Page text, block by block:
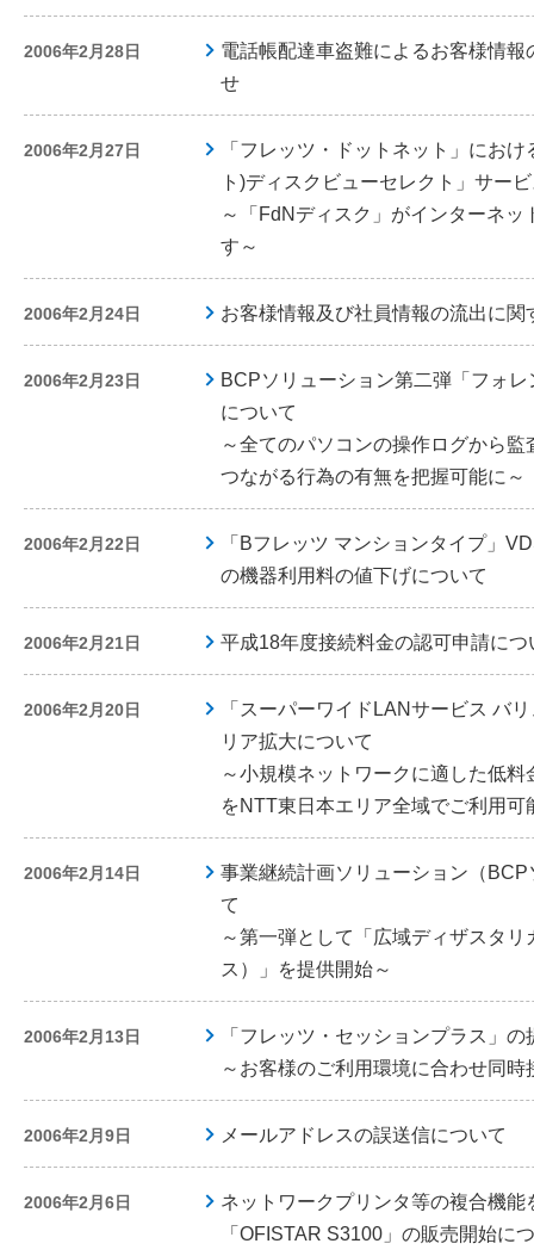
2006年2月28日
電話帳配達車盗難によるお客様情
せ
2006年2月27日
「フレッツ・ドットネット」にお
ト)ディスクビューセレクト」サー
～「FdNディスク」がインターネ
す～
2006年2月24日 お客様情報及び社員情報の流出に関
2006年2月23日
BCPソリューション第二弾「フォ
について
～全てのパソコンの操作ログから
つながる行為の有無を把握可能に～
2006年2月22日
「Bフレッツ マンションタイプ」
の機器利用料の値下げについて
2006年2月21日 平成18年度接続料金の認可申請につ
2006年2月20日
「スーパーワイドLANサービス バ
リア拡大について
～小規模ネットワークに適した低
をNTT東日本エリア全域でご利用可
2006年2月14日
事業継続計画ソリューション（
て
～第一弾として「広域ディザスタ
ス）」を提供開始～
2006年2月13日
「フレッツ・セッションプラス」
～お客様のご利用環境に合わせ同
2006年2月9日 メールアドレスの誤送信について
2006年2月6日
ネットワークプリンタ等の複合機
「OFISTAR S3100」の販売開始に